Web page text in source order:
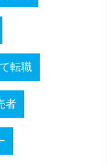
転職
者